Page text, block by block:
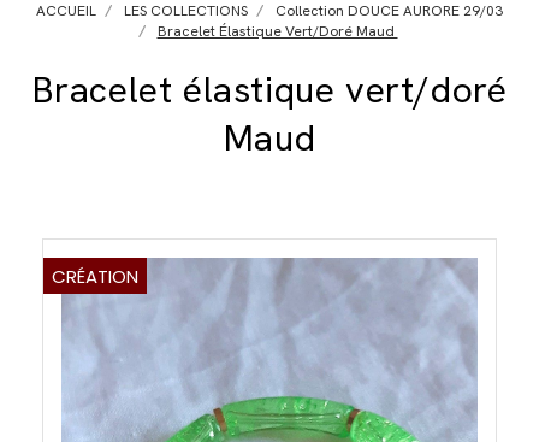
ACCUEIL LES COLLECTIONS
Collection DOUCE AURORE 29/03
Bracelet Élastique Vert/doré Maud
Bracelet élastique vert/doré
Maud
CRÉATION